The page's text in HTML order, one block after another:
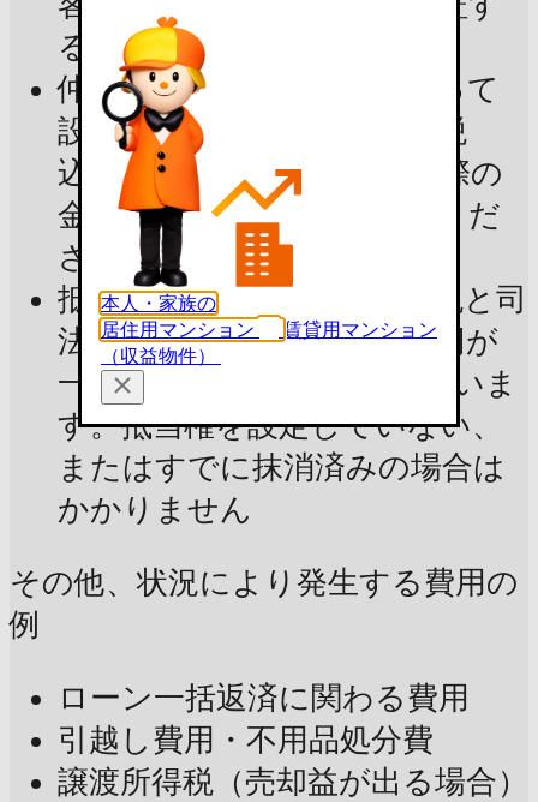
るものではありません
仲介手数料：宅建業法によって
設定された上限金額（消費税
込）で試算しています。実際の
金額は不動産会社にご確認くだ
さい
抵当権抹消費用：登録免許税と司
法書士報酬の合計で2〜3万円が
一般的で、3万円で試算していま
す。抵当権を設定していない、
またはすでに抹消済みの場合は
かかりません
その他、状況により発生する費用の
例
ローン一括返済に関わる費用
引越し費用・不用品処分費
譲渡所得税（売却益が出る場合）
本人・家族の
居住用マンション
賃貸用マンション
（収益物件）